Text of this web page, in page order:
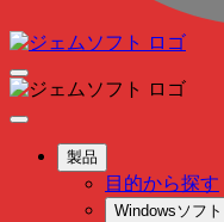
製品
目的から探す
Windowsソフト